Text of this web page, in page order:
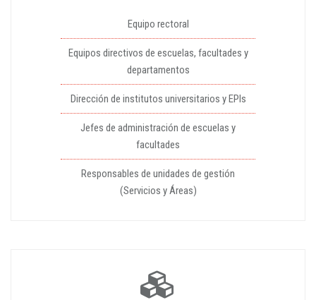
Equipo rectoral
Equipos directivos de escuelas, facultades y
departamentos
Dirección de institutos universitarios y EPIs
Jefes de administración de escuelas y
facultades
Responsables de unidades de gestión
(Servicios y Áreas)